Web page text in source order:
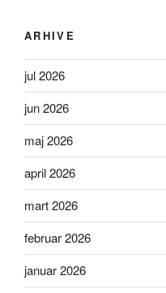
ARHIVE
jul 2026
jun 2026
maj 2026
april 2026
mart 2026
februar 2026
januar 2026